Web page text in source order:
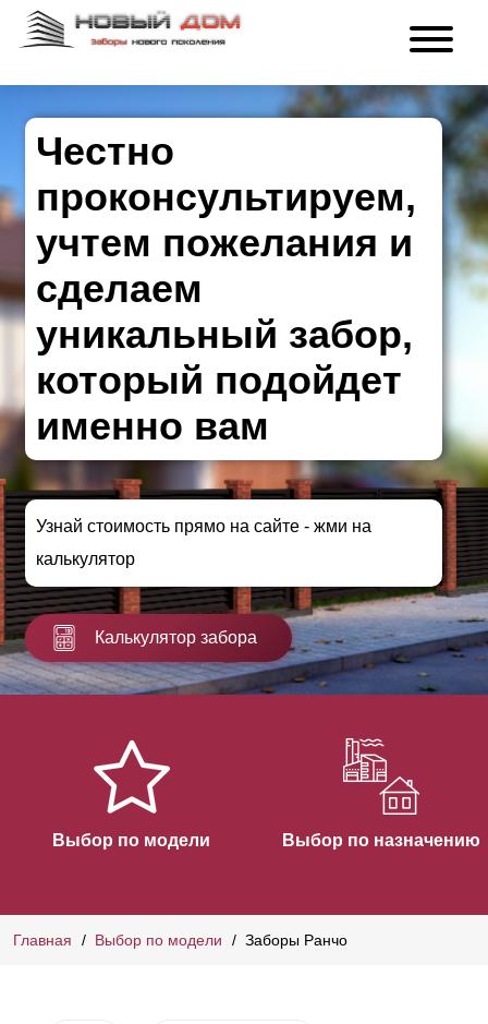
Честно
проконсультируем,
учтем пожелания и
сделаем
уникальный забор,
который подойдет
именно вам
Узнай стоимость прямо на сайте - жми на
калькулятор
Калькулятор забора
Выбор по модели Выбор по назначению
Главная Выбор по модели Заборы Ранчо